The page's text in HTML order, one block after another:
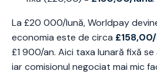
La £20 000/lună, Worldpay
economia este de circa
£1 900/an. Aici taxa lunară fixă
iar comisionul negociat mai mic